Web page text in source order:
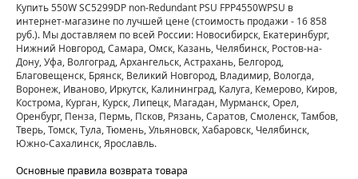
Купить 550W SC5299DP non-Redundant PSU FPP4550WPSU в
интернет-магазине по лучшей цене(стоимость продажи - 16 858
руб.). Мы доставляем по всей России: Новосибирск, Екатеринбург,
Нижний Новгород, Самара, Омск, Казань, Челябинск, Ростов-на-
Дону, Уфа, Волгоград, Архангельск, Астрахань, Белгород,
Благовещенск, Брянск, Великий Новгород, Владимир, Вологда,
Воронеж, Иваново, Иркутск, Калининград, Калуга, Кемерово, Киров,
Кострома, Курган, Курск, Липецк, Магадан, Мурманск, Орел,
Оренбург, Пенза, Пермь, Псков, Рязань, Саратов, Смоленск, Тамбов,
Тверь, Томск, Тула, Тюмень, Ульяновск, Хабаровск, Челябинск,
Южно-Сахалинск, Ярославль.
Основные правила возврата товара